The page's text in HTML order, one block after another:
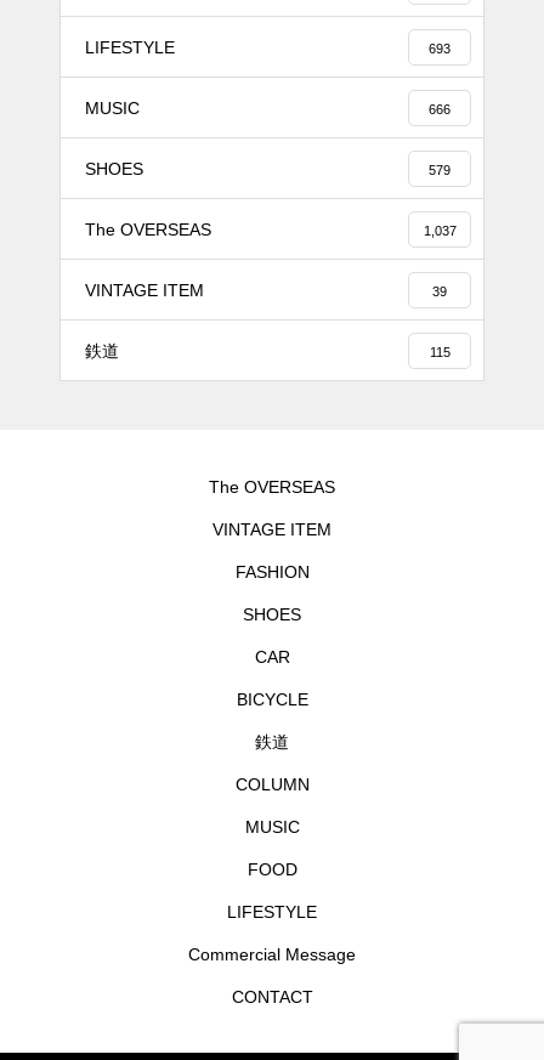
LIFESTYLE 693
MUSIC 666
SHOES 579
The OVERSEAS 1,037
VINTAGE ITEM 39
鉄道 115
The OVERSEAS
VINTAGE ITEM
FASHION
SHOES
CAR
BICYCLE
鉄道
COLUMN
MUSIC
FOOD
LIFESTYLE
Commercial Message
CONTACT